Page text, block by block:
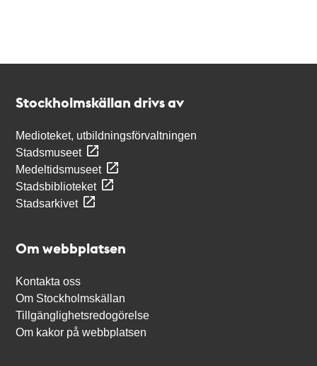
Stockholmskällan drivs av
Medioteket, utbildningsförvaltningen
Stadsmuseet
Medeltidsmuseet
Stadsbiblioteket
Stadsarkivet
Om webbplatsen
Kontakta oss
Om Stockholmskällan
Tillgänglighetsredogörelse
Om kakor på webbplatsen